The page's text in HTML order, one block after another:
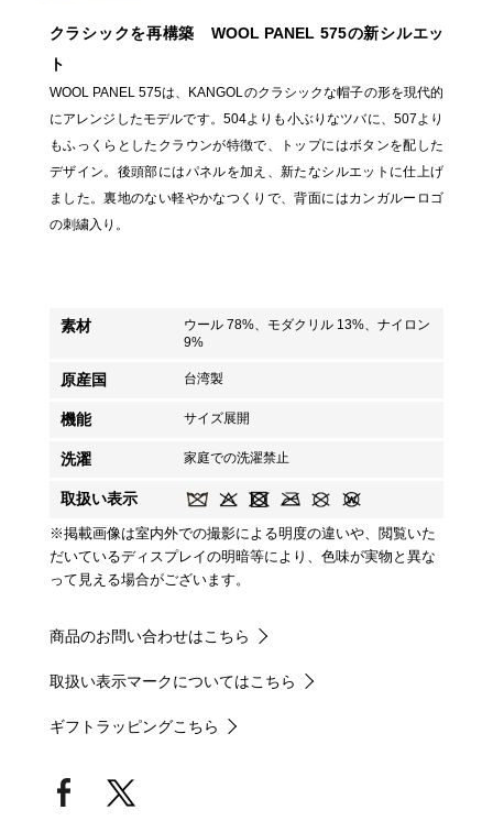
クラシックを再構築 WOOL PANEL 575の新シルエッ
ト
WOOL PANEL 575は、KANGOLのクラシックな帽子の形を現代的
にアレンジしたモデルです。504よりも小ぶりなツバに、507より
もふっくらとしたクラウンが特徴で、トップにはボタンを配した
デザイン。後頭部にはパネルを加え、新たなシルエットに仕上げ
ました。裏地のない軽やかなつくりで、背面にはカンガルーロゴ
の刺繍入り。
素材
ウール 78%、モダクリル 13%、ナイロン
9%
原産国 台湾製
機能 サイズ展開
洗濯 家庭での洗濯禁止
取扱い表示
※掲載画像は室内外での撮影による明度の違いや、閲覧いた
だいているディスプレイの明暗等により、色味が実物と異な
って見える場合がございます。
商品のお問い合わせはこちら
取扱い表示マークについてはこちら
ギフトラッピングこちら